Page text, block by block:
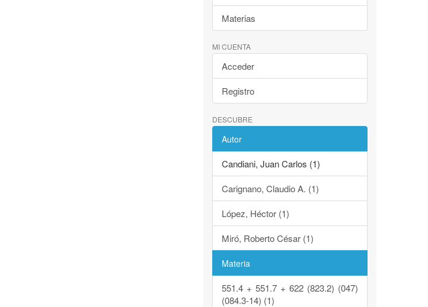
Materias
MI CUENTA
Acceder
Registro
DESCUBRE
Autor
Candiani, Juan Carlos (1)
Carignano, Claudio A. (1)
López, Héctor (1)
Miró, Roberto César (1)
Materia
551.4 + 551.7 + 622 (823.2) (047)
(084.3-14) (1)